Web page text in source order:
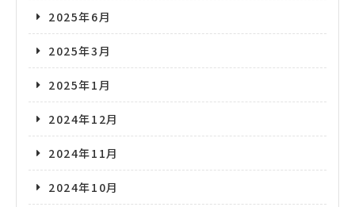
2025年6月
2025年3月
2025年1月
2024年12月
2024年11月
2024年10月